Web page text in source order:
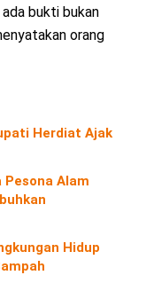
bukti bukan
orang
Herdiat Ajak
Alam
Hidup